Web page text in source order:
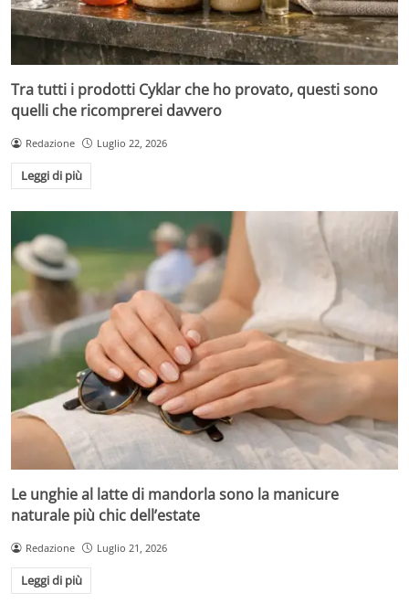
Tra tutti i prodotti Cyklar che ho provato, questi sono
quelli che ricomprerei davvero
Redazione Luglio 22, 2026
Leggi di più
Le unghie al latte di mandorla sono la manicure
naturale più chic dell’estate
Redazione Luglio 21, 2026
Leggi di più